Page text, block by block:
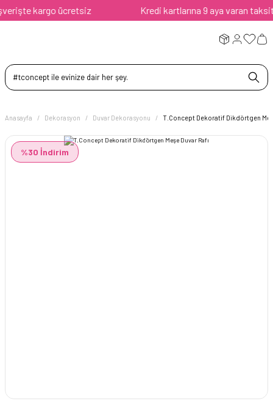
kargo ücretsiz Kredi kartlarına 9 aya varan taksit
Anasayfa Dekorasyon Duvar Dekorasyonu T.Concept Dekoratif Dikdörtgen
%30 İndirim